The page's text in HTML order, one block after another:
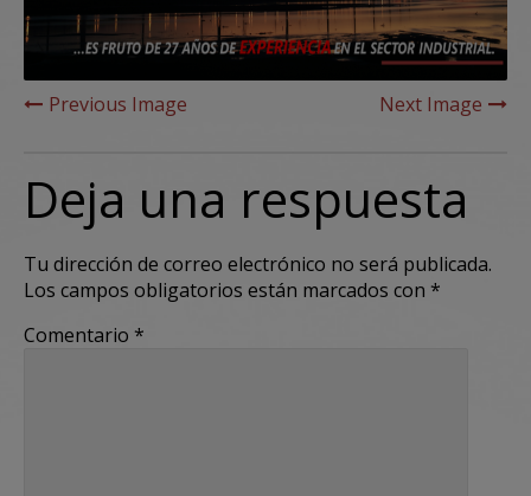
Previous Image Next Image
Deja una respuesta
Tu dirección de correo electrónico no será publicada.
Los campos obligatorios están marcados con *
Comentario *